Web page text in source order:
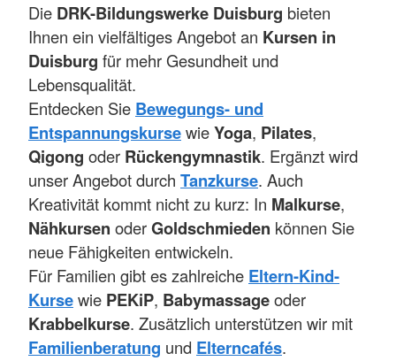
Die DRK-Bildungswerke Duisburg bieten
Ihnen ein vielfältiges Angebot an Kursen in
Duisburg für mehr Gesundheit und
Lebensqualität.
Entdecken Sie Bewegungs- und
EntspannungskursewieYoga, Pilates,
Qigong oder Rückengymnastik. Ergänzt wird
unser Angebot durch Tanzkurse. Auch
Kreativität kommt nicht zu kurz: In Malkurse,
Nähkursen oderGoldschmieden können Sie
neue Fähigkeiten entwickeln.
Für Familien gibt es zahlreiche Eltern-Kind-
Kursewie PEKiP, Babymassageoder
Krabbelkurse. Zusätzlich unterstützen wir mit
Familienberatung und Elterncafés.